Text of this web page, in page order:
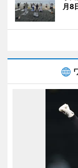
月8